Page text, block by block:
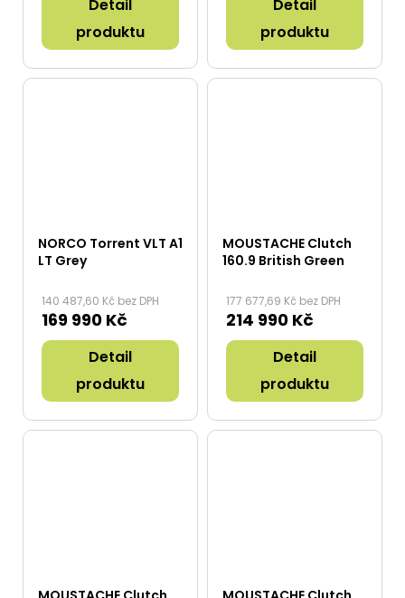
Detail
produktu
Detail
produktu
NORCO Torrent VLT A1
LT Grey
140 487,60 Kč bez DPH
169 990 Kč
Detail
produktu
MOUSTACHE Clutch
160.9 British Green
177 677,69 Kč bez DPH
214 990 Kč
Detail
produktu